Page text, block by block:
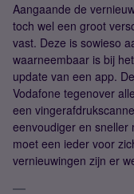
Aangaande de
toch wel een groot
vast. Deze is sowieso
waarneembaar is bij
update van een app.
Vodafone tegenover
een
eenvoudiger en sneller
moet een ieder voor
vernieuwingen zijn er